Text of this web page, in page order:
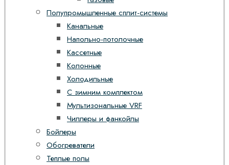
Полупромышленные сплит-системы
Канальные
Напольно-потолочные
Кассетные
Колонные
Холодильные
С зимним комплектом
Мультизональные VRF
Чиллеры и фанкойлы
Бойлеры
Обогреватели
Теплые полы